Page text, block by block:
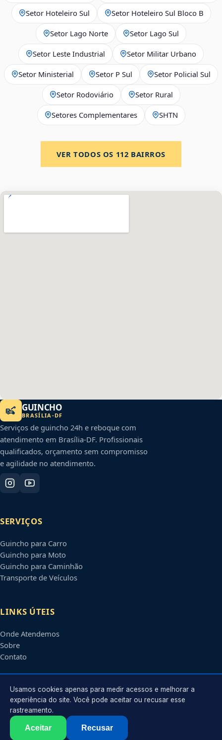
Setor Hoteleiro Sul Setor Hoteleiro Sul Bloco B
Setor Lago Norte Setor Lago Sul
Setor Leste Industrial Setor Militar Urbano
Setor Ministerial Setor P Sul Setor Policial Sul
Setor Rodoviário Setor Rural
Setores Complementares SHTN
VER TODOS OS 112 BAIRROS
GUINCHO
BRASÍLIA -DF
Serviços de guincho 24h e reboque com
atendimento em Brasília-DF. Profissionais
qualificados, orçamento sem compromisso
e agilidade no atendimento.
SERVIÇOS
Guincho para Carro
Guincho para Moto
Guincho para Caminhão
Transporte de Veículos
LINKS ÚTEIS
Onde Atendemos
Sobre
Contato
CONTATO
Atendimento em
contato@guinchosbrasiliadf.com.br
2026 Brasília . Todos os direitos reservados.
Usamos cookies apenas para medir acessos e melhorar a
experiência do site. Você pode aceitar ou recusar esse
rastreamento.
Aceitar Recusar